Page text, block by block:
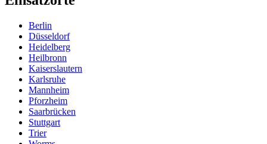
Berlin
Düsseldorf
Heidelberg
Heilbronn
Kaiserslautern
Karlsruhe
Mannheim
Pforzheim
Saarbrücken
Stuttgart
Trier